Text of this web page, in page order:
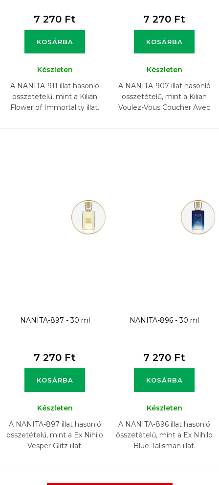
7 270 Ft
KOSÁRBA
Készleten
A NANITA-911 illat hasonló
összetételű, mint a Kilian
Flower of Immortality illat.
7 270 Ft
KOSÁRBA
Készleten
A NANITA-907 illat hasonló
összetételű, mint a Kilian
Voulez-Vous Coucher Avec
NANITA-897 - 30 ml
7 270 Ft
KOSÁRBA
Készleten
A NANITA-897 illat hasonló
összetételű, mint a Ex Nihilo
Vesper Glitz illat.
NANITA-896 - 30 ml
7 270 Ft
KOSÁRBA
Készleten
A NANITA-896 illat hasonló
összetételű, mint a Ex Nihilo
Blue Talisman illat.